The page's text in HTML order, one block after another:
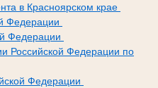
в Красноярском крае
Федерации
Федерации
Российской Федерации по
Федерации